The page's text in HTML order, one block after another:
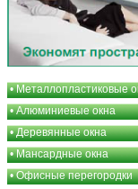
•Металлопластиковые
•Алюминиевые окна
•Деревянные окна
•Мансардные окна
•Офисные перегородки